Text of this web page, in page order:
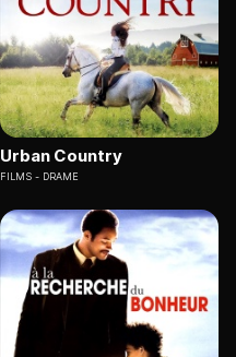
Urban Country
FILMS DRAME